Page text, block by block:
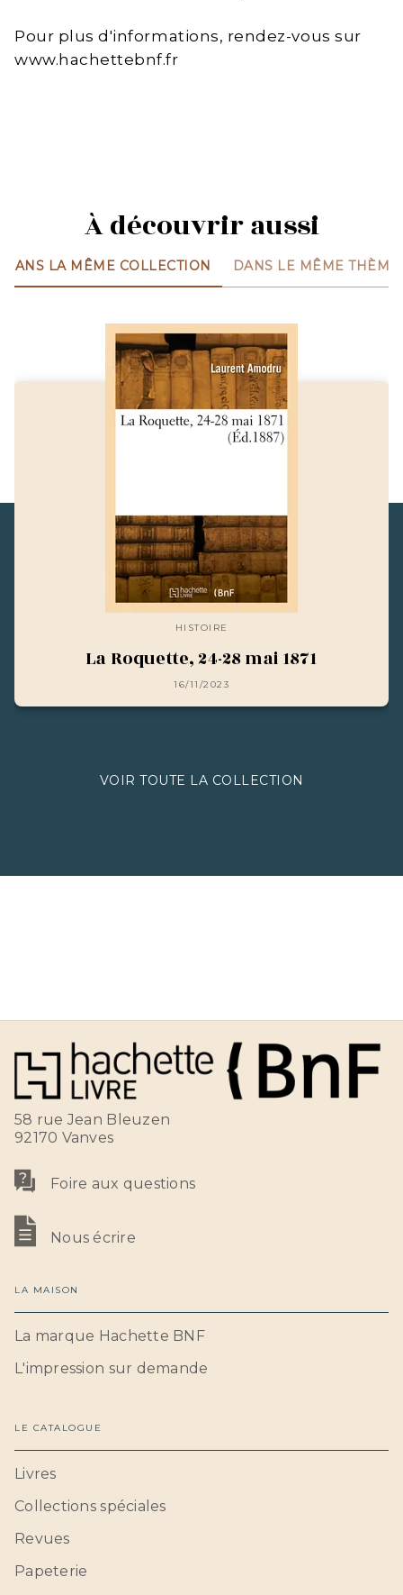
Pour plus d'informations, rendez-vous sur
www.hachettebnf.fr
À découvrir aussi
DANS LA MÊME COLLECTION DANS LE MÊME THÈME
HISTOIRE
La Roquette, 24-28 mai 1871
16/11/2023
VOIR TOUTE LA COLLECTION
58 rue Jean Bleuzen
92170 Vanves
Foire aux questions
Nous écrire
LA MAISON
La marque Hachette BNF
L'impression sur demande
LE CATALOGUE
Livres
Collections spéciales
Revues
Papeterie